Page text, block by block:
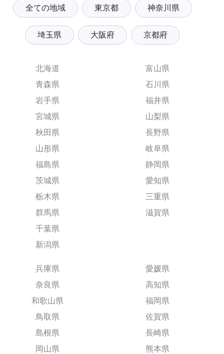
全ての地域 東京都 神奈川県
埼玉県 大阪府 京都府
北海道
青森県
岩手県
宮城県
秋田県
山形県
福島県
茨城県
栃木県
群馬県
千葉県
新潟県
富山県
石川県
福井県
山梨県
長野県
岐阜県
静岡県
愛知県
三重県
滋賀県
兵庫県
奈良県
和歌山県
鳥取県
島根県
岡山県
愛媛県
高知県
福岡県
佐賀県
長崎県
熊本県